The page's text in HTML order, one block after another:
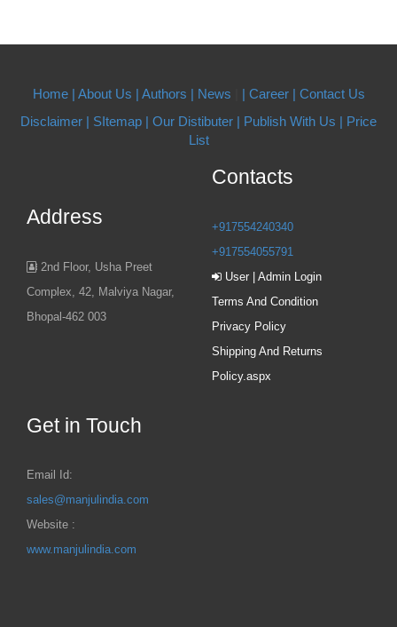
Home | About Us | Authors | News | Career | Contact Us
Disclaimer | SItemap | Our Distibuter | Publish With Us | Price
List
Address
2nd Floor, Usha Preet
Complex, 42, Malviya Nagar,
Bhopal-462 003
Contacts
+917554240340
+917554055791
User | Admin Login
Terms And Condition
Privacy Policy
Shipping And Returns
Policy.aspx
Get in Touch
Email Id:
sales@manjulindia.com
Website :
www.manjulindia.com